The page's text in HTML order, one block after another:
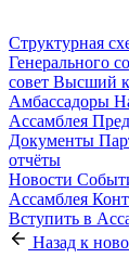
Структурная
Генерального
совет Высший
Амбассадоры
Ассамблея
Документы
отчёты
Новости
Ассамблея
Вступить в
Назад к